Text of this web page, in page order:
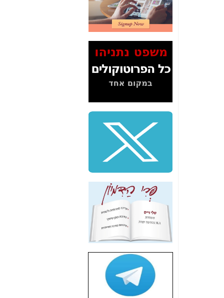
איך אני יודע כמה
מגהרץ יש בחיבור
LTE? מי ספק הסלולר
המהיר בישראל? -כאן
חשיפת מה שאילנה
דיין לא פרסמה ב"ערוץ
2" על תעלולי השר
משה כחלון - כאן
המשך חשיפת הבלוף
ששמו "מהפיכת
הסלולר" ואיך מסרסים
את הנתונים לציבור -
סיכום ביקור בסיליקון
משקיעות ומפתחות
באותם תחומים -כאן
שלמה פילבר (עד
לאחרונה מנכ"ל משרד
התקשורת) - עד
מדינה? הצחקתם
אותי! -כאן
"יש אפליה בחקירה"?
חשיפה: למה השר
משה כחלון לא נחקר
עד היום? -כאן